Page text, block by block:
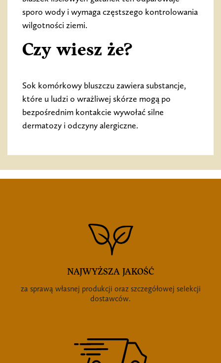
sporo wody i wymaga częstszego kontrolowania
wilgotności ziemi.
Czy wiesz że?
Sok komórkowy bluszczu zawiera substancje,
które u ludzi o wrażliwej skórze mogą po
bezpośrednim kontakcie wywołać silne
dermatozy i odczyny alergiczne.
NAJWYŻSZA JAKOŚĆ
za sprawą własnej produkcji oraz szczegółowej selekcji
dostawców.